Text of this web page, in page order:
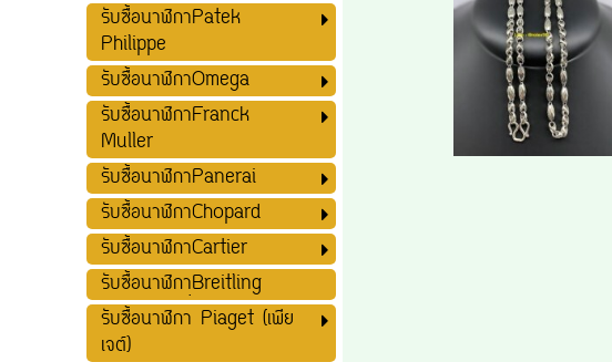
รับซื้อนาฬิกาPatek
Philippe
รับซื้อนาฬิกาOmega
รับซื้อนาฬิกาFranck
Muller
รับซื้อนาฬิกาPanerai
รับซื้อนาฬิกาChopard
รับซื้อนาฬิกาCartier
รับซื้อนาฬิกาฺฺBreitling
รับซื้อนาฬิกา Piaget (เพีย
เจต์)